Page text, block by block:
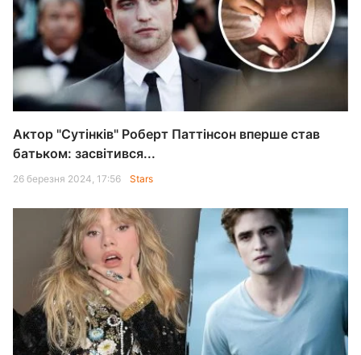
Актор "Сутінків" Роберт Паттінсон вперше став
батьком: засвітився...
26 березня 2024, 17:56 Stars